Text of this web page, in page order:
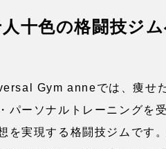
十色の格闘技ジム
Gym anneでは、痩せ
パーソナルトレーニングを
を実現する格闘技ジムです